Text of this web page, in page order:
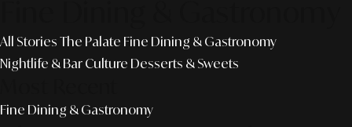
All Stories The Palate Fine Dining & Gastronomy
Nightlife & Bar Culture Desserts & Sweets
Fine Dining & Gastronomy